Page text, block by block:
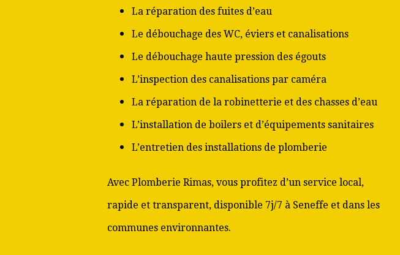
La réparation des fuites d’eau
Le débouchage des WC, éviers et canalisations
Le débouchage haute pression des égouts
L’inspection des canalisations par caméra
La réparation de la robinetterie et des chasses d’eau
L’installation de boilers et d’équipements sanitaires
L’entretien des installations de plomberie
Avec Plomberie Rimas, vous profitez d’un service local,
rapide et transparent, disponible 7j/7 à Seneffe et dans les
communes environnantes.